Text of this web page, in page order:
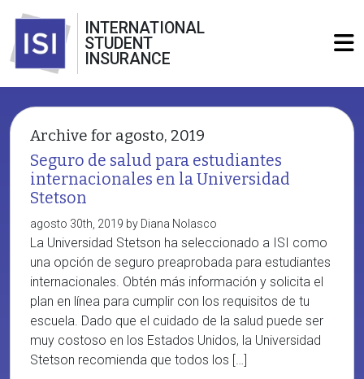
INTERNATIONAL
STUDENT
INSURANCE
Archive for agosto, 2019
Seguro de salud para estudiantes
internacionales en la Universidad
Stetson
agosto 30th, 2019 by Diana Nolasco
La Universidad Stetson ha seleccionado a ISI como
una opción de seguro preaprobada para estudiantes
internacionales. Obtén más información y solicita el
plan en línea para cumplir con los requisitos de tu
escuela. Dado que el cuidado de la salud puede ser
muy costoso en los Estados Unidos, la Universidad
Stetson recomienda que todos los […]